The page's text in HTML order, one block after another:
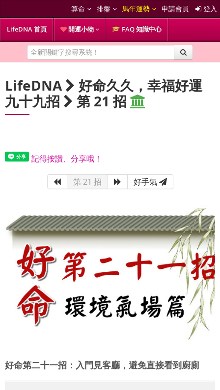
算命 排盤 馬年運勢 申請會員 登入
LifeDNA 首頁 開運小物 FAQ 知識中心
LifeDNA
好命久久，幸福好運
九十九招
第 21 招
記得按讚、分享哦！
第 21 招 好手氣
好命第二十一招：入門見客廳，避免直接看到廚廁